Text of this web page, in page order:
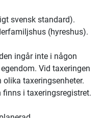
svensk standard).
(hyreshus).
ingår inte i någon
Vid taxeringen
taxeringsenheter.
i taxeringsregistret.